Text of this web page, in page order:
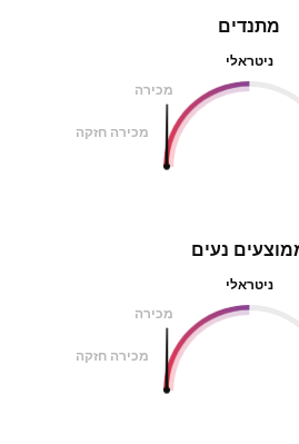
מתנדים
ניטראלי
מכירה
מכירה חזקה
נעים
ניטראלי
מכירה
מכירה חזקה